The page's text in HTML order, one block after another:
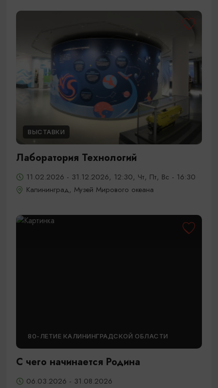
ВЫСТАВКИ
Лаборатория Технологий
11.02.2026 - 31.12.2026, 12:30, Чт, Пт, Вс - 16:30
Калининград, Музей Мирового океана
80-ЛЕТИЕ КАЛИНИНГРАДСКОЙ ОБЛАСТИ
С чего начинается Родина
06.03.2026 - 31.08.2026